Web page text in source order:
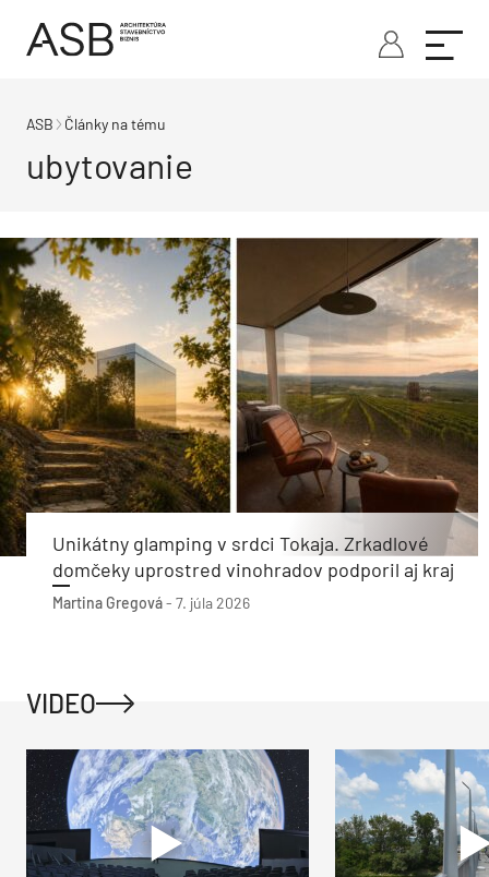
ASB Články na tému
ubytovanie
Unikátny glamping v srdci Tokaja. Zrkadlové
domčeky uprostred vinohradov podporil aj kraj
Martina Gregová- 7. júla 2026
VIDEO